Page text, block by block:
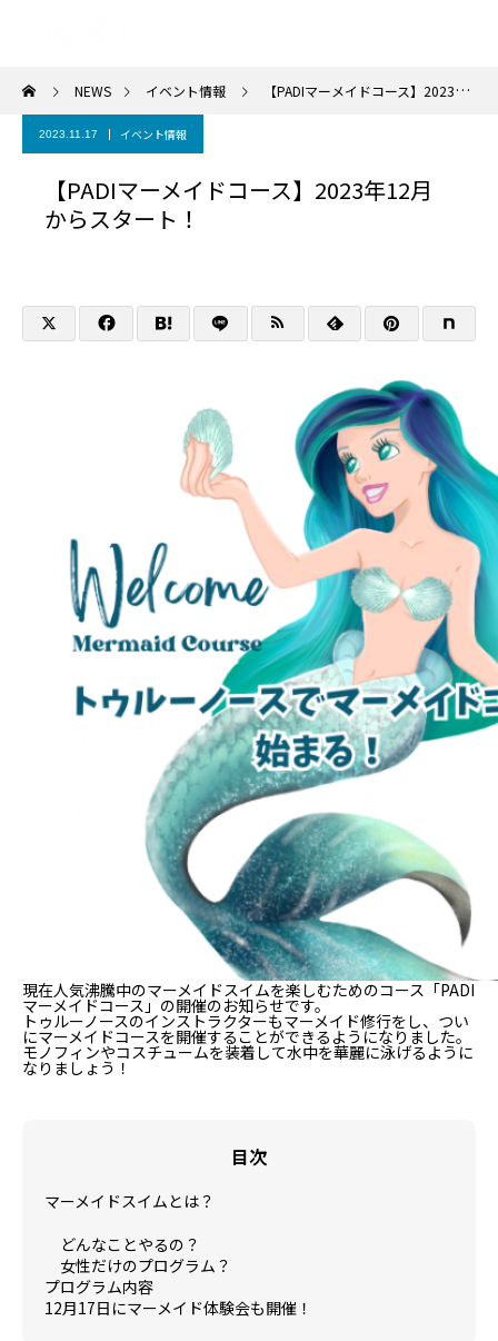
NEWS イベント情報 【PADIマーメイドコース】2023年12月からスタート！
2023.11.17 イベント情報
【PADIマーメイドコース】2023年12月
からスタート！
現在人気沸騰中のマーメイドスイムを楽しむためのコース「PADI
マーメイドコース」の開催のお知らせです。
トゥルーノースのインストラクターもマーメイド修行をし、つい
にマーメイドコースを開催することができるようになりました。
モノフィンやコスチュームを装着して水中を華麗に泳げるように
なりましょう！
目次
マーメイドスイムとは？
どんなことやるの？
女性だけのプログラム？
プログラム内容
12月17日にマーメイド体験会も開催！